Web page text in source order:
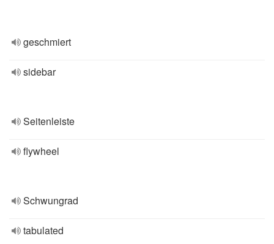
geschmiert
sidebar
Seitenleiste
flywheel
Schwungrad
tabulated